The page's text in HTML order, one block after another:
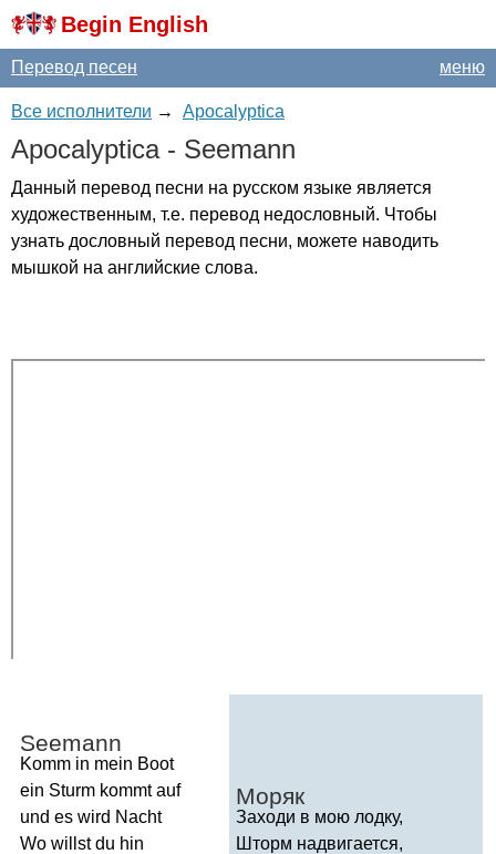
Begin English
меню
Перевод песен
Все исполнители → Apocalyptica
Apocalyptica- Seemann
Данный перевод песни на русском языке является
художественным, т.е. перевод недословный. Чтобы
узнать дословный перевод песни, можете наводить
мышкой на английские слова.
Seemann
Komm in mein Boot
ein Sturm kommt auf
und es wird Nacht
Wo willst du hin
Моряк
Заходи в мою лодку,
Шторм надвигается,